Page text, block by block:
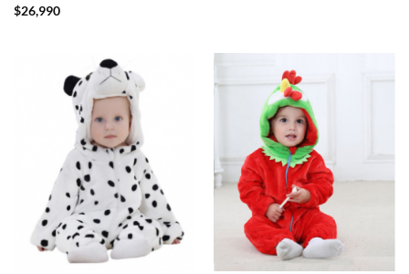
$26,990